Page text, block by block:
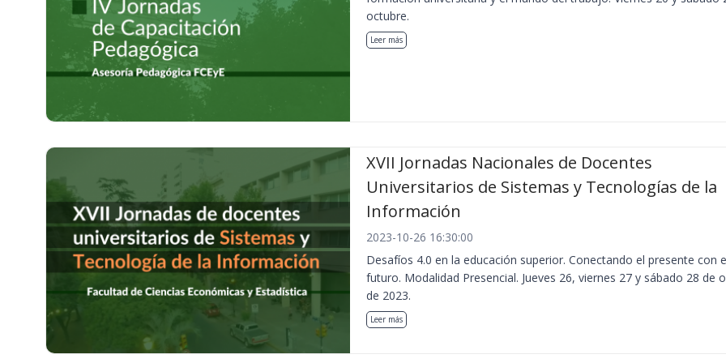
octubre.
Leer más
XVII Jornadas Nacionales de Docentes
Universitarios de Sistemas y Tecnologías de la
Información
2023-10-26 16:30:00
Desafíos 4.0 en la educación superior. Conectando el presente con
futuro. Modalidad Presencial. Jueves 26, viernes 27 y sábado 28 de
de 2023.
Leer más